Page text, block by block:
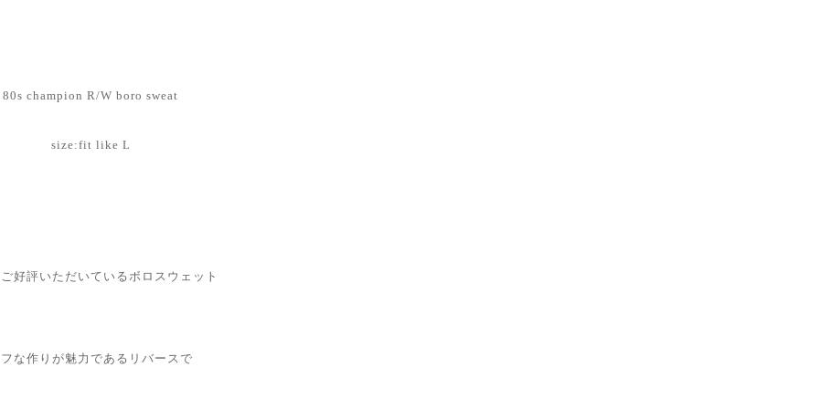
80s champion R/W boro sweat
size:fit like L
好評いただいているボロスウェット
な作りが魅力であるリバースで